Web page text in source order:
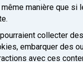
manière que si
collecter
embarquer des
avec ces